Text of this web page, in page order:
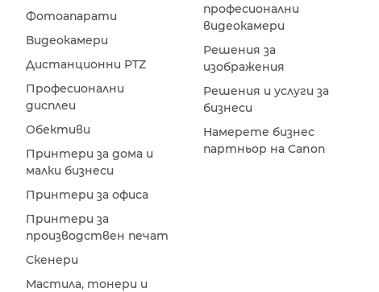
Фотоапарати
Видеокамери
Дистанционни PTZ
Професионални
дисплеи
Обективи
Принтери за дома и
малки бизнеси
Принтери за офиса
Принтери за
производствен печат
Скенери
Мастила, тонери и
професионални
видеокамери
Решения за
изображения
Решения и услуги за
бизнеси
Намерете бизнес
партньор на Canon